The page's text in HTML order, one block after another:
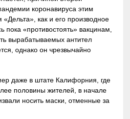
коронавируса этим
как и его производное
пока «противостоять» вакцинам,
вырабатываемых антител
однако он чрезвычайно
даже в штате Калифорния, где
половины жителей, в начале
носить маски, отменные за